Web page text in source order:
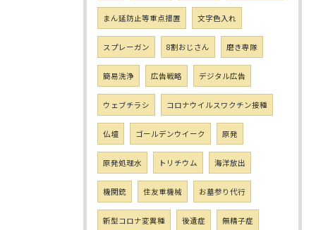
まん延防止等重点措置 文字色入れ
スプレーガン 8割おじさん 磨き専隊
簡易洗浄 広告戦略 デジタル広告
ウェブチラシ コロナウイルスワクチン接種
仏壇 ゴールデンウイーク 原発
原発処理水 トリチウム 海洋放出
機関銃 住友重機械 お墓参り代行
新型コロナ変異種 後遺症 無精子症